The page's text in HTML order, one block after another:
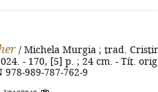
/ Michela Murgia ; trad.
- 170, [5] p. ; 24 cm. - Tít.
989-787-762-9